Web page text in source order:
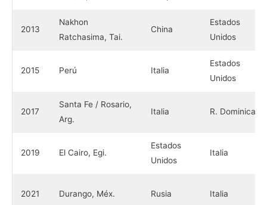
2013
Nakhon
Ratchasima, Tai.
China
Estados
Unidos
2015 Perú Italia
Estados
Unidos
2017
Santa Fe / Rosario,
Arg.
Italia R. Dominicana
2019 El Cairo, Egi.
Estados
Unidos
Italia
2021 Durango, Méx. Rusia Italia